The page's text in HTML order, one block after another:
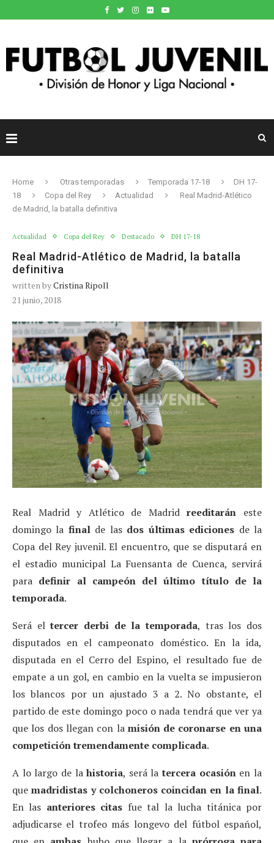
Home Otras temporadas Temporada 17-18
DH 17-
18
Copa del Rey Actualidad
Real Madrid-Atlético
de Madrid, la batalla definitiva
Actualidad Copa del Rey Destacado DH 17-18
Real Madrid-Atlético de Madrid, la batalla
definitiva
written byCristina Ripoll
21 junio, 2018
Real Madrid y Atlético de Madridreeditarán este
domingo la finalde las dos últimas ediciones de la
Copa del Rey juvenil. El encuentro, que se disputará en
el estadio municipal La Fuensanta de Cuenca, servirá
para definir al campeón del último título de la
temporada.
Será eltercer derbi de la temporada, tras los dos
disputados en el campeonato doméstico. En la ida,
disputada en el Cerro del Espino, el resultado fue de
empate a un gol, en cambio en la vuelta se impusieron
los blancos por un ajustado 3 a 2. No obstante, el
partido de este domingo poco o nada tendrá que ver ya
que los dos llegan con la misión de coronarse en una
competición tremendamente complicada.
A lo largo de lahistoria, será latercera ocasiónen la
quemadridistas y colchoneros coincidan en la final.
En las anteriores citas fue tal la lucha titánica por
adjudicarse el trofeo más longevo del fútbol español,